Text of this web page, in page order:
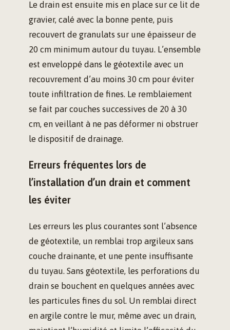
Le drain est ensuite mis en place sur ce lit de
gravier, calé avec la bonne pente, puis
recouvert de granulats sur une épaisseur de
20 cm minimum autour du tuyau. L’ensemble
est enveloppé dans le géotextile avec un
recouvrement d’au moins 30 cm pour éviter
toute infiltration de fines. Le remblaiement
se fait par couches successives de 20 à 30
cm, en veillant à ne pas déformer ni obstruer
le dispositif de drainage.
Erreurs fréquentes lors de
l’installation d’un drain et comment
les éviter
Les erreurs les plus courantes sont l’absence
de géotextile, un remblai trop argileux sans
couche drainante, et une pente insuffisante
du tuyau. Sans géotextile, les perforations du
drain se bouchent en quelques années avec
les particules fines du sol. Un remblai direct
en argile contre le mur, même avec un drain,